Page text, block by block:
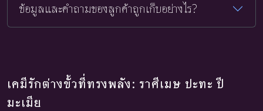
ข้อมูลและคำถามของลูกค้าถูกเก็บอย่างไร?
เคมีรักต่างขั้วที่ทรงพลัง: ราศีเมษ ปะทะ ปี
มะเมีย